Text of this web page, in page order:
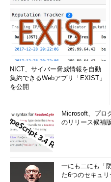
NICT、サイバー脅威情報を自動
集約できるWebアプリ「EXIST」
を公開
Microsoft、プロ
のリリース候補
一にも二にも「
た6つのセキュ